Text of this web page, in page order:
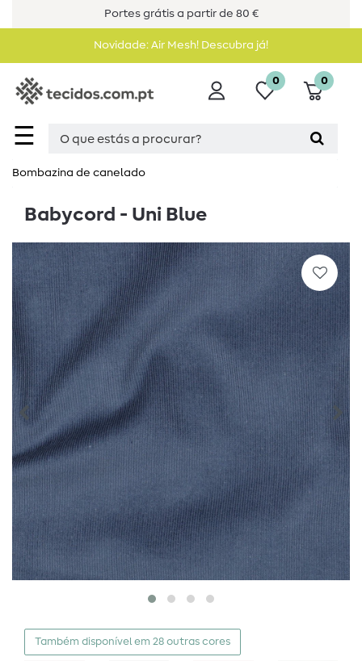
Portes grátis a partir de 80 €
Novidade: Air Mesh! Descubra já!
☰
0 0
Bombazina de canelado
Babycord - Uni Blue
Também disponível em 28 outras cores